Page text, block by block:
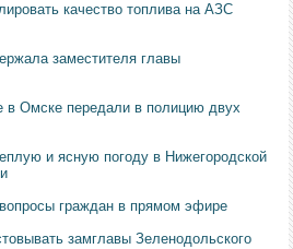
качество топлива на АЗС
заместителя главы
в Омске передали в полицию двух
и ясную погоду в Нижегородской
граждан в прямом эфире
замглавы Зеленодольского